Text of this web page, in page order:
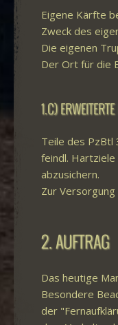
Eigene Kärfte
Zweck des
Die eigenen
Der Ort für die
1.C)
Teile des PzBtl
feindl. Hartziele
abzusichern.
Zur
2. AUFTRAG
Das heutige
Besondere
der